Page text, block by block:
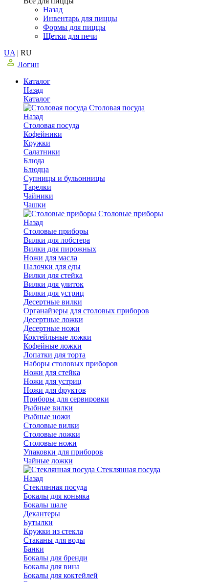
Назад
Инвентарь для пиццы
Формы для пиццы
Щетки для печи
UA | RU
Логин
Каталог
Назад
Каталог
Столовая посуда
Назад
Столовая посуда
Кофейники
Кружки
Салатники
Блюда
Блюдца
Супницы и бульонницы
Тарелки
Чайники
Чашки
Cтоловые приборы
Назад
Cтоловые приборы
Вилки для лобстера
Вилки для пирожных
Ножи для масла
Палочки для еды
Вилки для стейка
Вилки для улиток
Вилки для устриц
Десертные вилки
Органайзеры для столовых приборов
Десертные ложки
Десертные ножи
Коктейльные ложки
Кофейные ложки
Лопатки для торта
Наборы столовых приборов
Ножи для стейка
Ножи для устриц
Ножи для фруктов
Приборы для сервировки
Рыбные вилки
Рыбные ножи
Столовые вилки
Столовые ложки
Столовые ножи
Упаковки для приборов
Чайные ложки
Стеклянная посуда
Назад
Стеклянная посуда
Бокалы для коньяка
Бокалы шале
Декантеры
Бутылки
Кружки из стекла
Стаканы для воды
Банки
Бокалы для бренди
Бокалы для вина
Бокалы для коктейлей